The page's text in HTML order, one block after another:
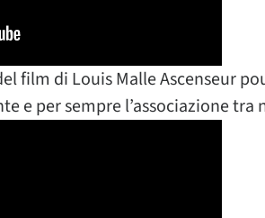
film di Louis Malle Ascenseur
e per sempre l’associazione tra